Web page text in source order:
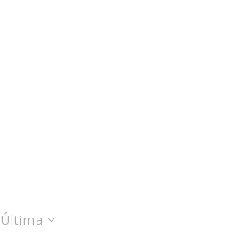
Última